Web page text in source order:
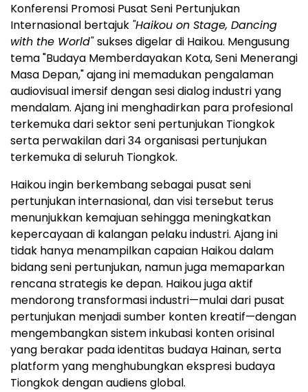
Konferensi Promosi Pusat Seni Pertunjukan
Internasional bertajuk "Haikou on Stage, Dancing
with the World"sukses digelar di Haikou. Mengusung
tema "Budaya Memberdayakan Kota, Seni Menerangi
Masa Depan," ajang ini memadukan pengalaman
audiovisual imersif dengan sesi dialog industri yang
mendalam. Ajang ini menghadirkan para profesional
terkemuka dari sektor seni pertunjukan Tiongkok
serta perwakilan dari 34 organisasi pertunjukan
terkemuka di seluruh Tiongkok.
Haikou ingin berkembang sebagai pusat seni
pertunjukan internasional, dan visi tersebut terus
menunjukkan kemajuan sehingga meningkatkan
kepercayaan di kalangan pelaku industri. Ajang ini
tidak hanya menampilkan capaian Haikou dalam
bidang seni pertunjukan, namun juga memaparkan
rencana strategis ke depan. Haikou juga aktif
mendorong transformasi industri—mulai dari pusat
pertunjukan menjadi sumber konten kreatif—dengan
mengembangkan sistem inkubasi konten orisinal
yang berakar pada identitas budaya Hainan, serta
platform yang menghubungkan ekspresi budaya
Tiongkok dengan audiens global.